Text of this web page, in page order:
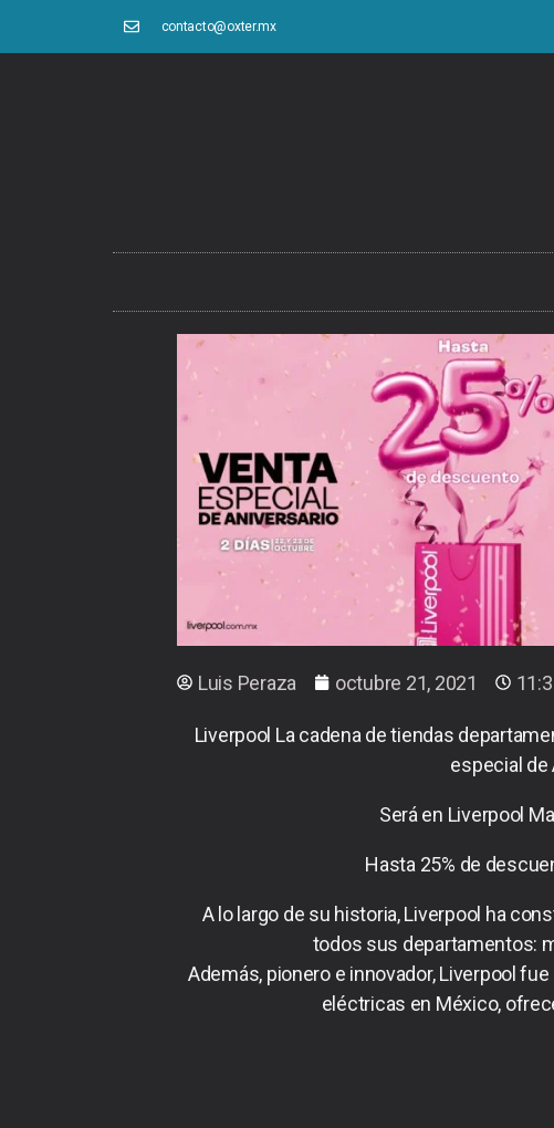
contacto@oxter.mx
Luis Peraza octubre 21, 2021
Liverpool La cadena de tiendas
especial de
Será en Liverpool
Hasta 25% de
A lo largo de su historia, Liverpool ha
todos sus departamentos:
Además, pionero e innovador, Liverpool
eléctricas en México,